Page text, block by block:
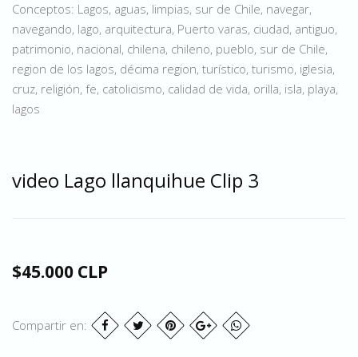
Conceptos: Lagos, aguas, limpias, sur de Chile, navegar,
navegando, lago, arquitectura, Puerto varas, ciudad, antiguo,
patrimonio, nacional, chilena, chileno, pueblo, sur de Chile,
region de los lagos, décima region, turístico, turismo, iglesia,
cruz, religión, fe, catolicismo, calidad de vida, orilla, isla, playa,
lagos
video Lago llanquihue Clip 3
$45.000 CLP
Compartir en: